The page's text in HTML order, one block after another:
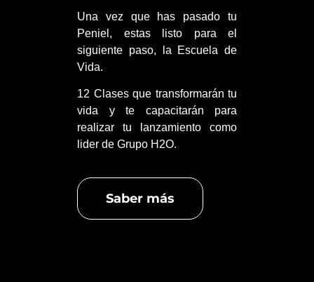
Una vez que has pasado tu
Peniel, estas listo para el
siguiente paso, la Escuela de
Vida.
12 Clases que transformarán tu
vida y te capacitarán para
realizar tu lanzamiento como
lider de Grupo H2O.
Saber más